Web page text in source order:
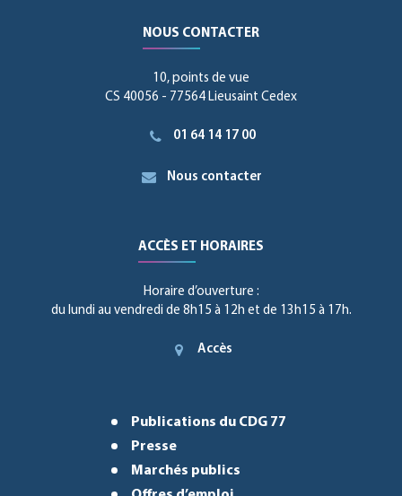
NOUS CONTACTER
10, points de vue
CS 40056 - 77564 Lieusaint Cedex
01 64 14 17 00
Nous contacter
ACCÈS ET HORAIRES
Horaire d’ouverture :
du lundi au vendredi de 8h15 à 12h et de 13h15 à 17h.
Accès
Publications du CDG 77
Presse
Marchés publics